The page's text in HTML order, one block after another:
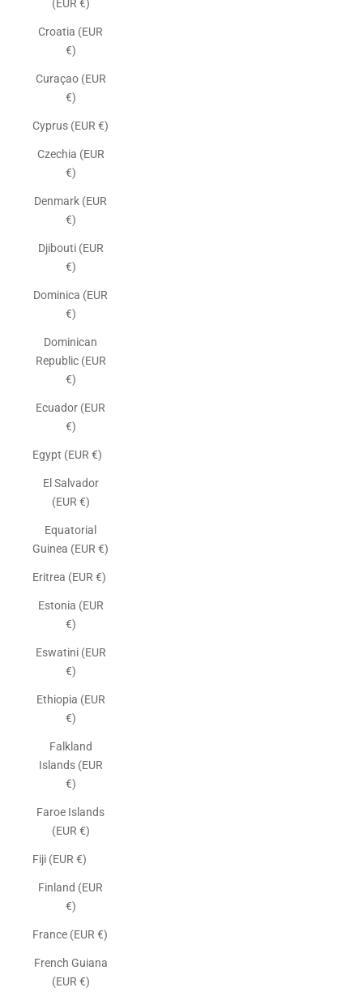
(EUR €)
Croatia (EUR
€)
Curaçao (EUR
€)
Cyprus (EUR €)
Czechia (EUR
€)
Denmark (EUR
€)
Djibouti (EUR
€)
Dominica (EUR
€)
Dominican
Republic (EUR
€)
Ecuador (EUR
€)
Egypt (EUR €)
El Salvador
(EUR €)
Equatorial
Guinea (EUR €)
Eritrea (EUR €)
Estonia (EUR
€)
Eswatini (EUR
€)
Ethiopia (EUR
€)
Falkland
Islands (EUR
€)
Faroe Islands
(EUR €)
Fiji (EUR €)
Finland (EUR
€)
France (EUR €)
French Guiana
(EUR €)